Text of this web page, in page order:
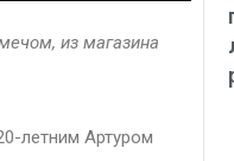
из магазина
летним Артуром